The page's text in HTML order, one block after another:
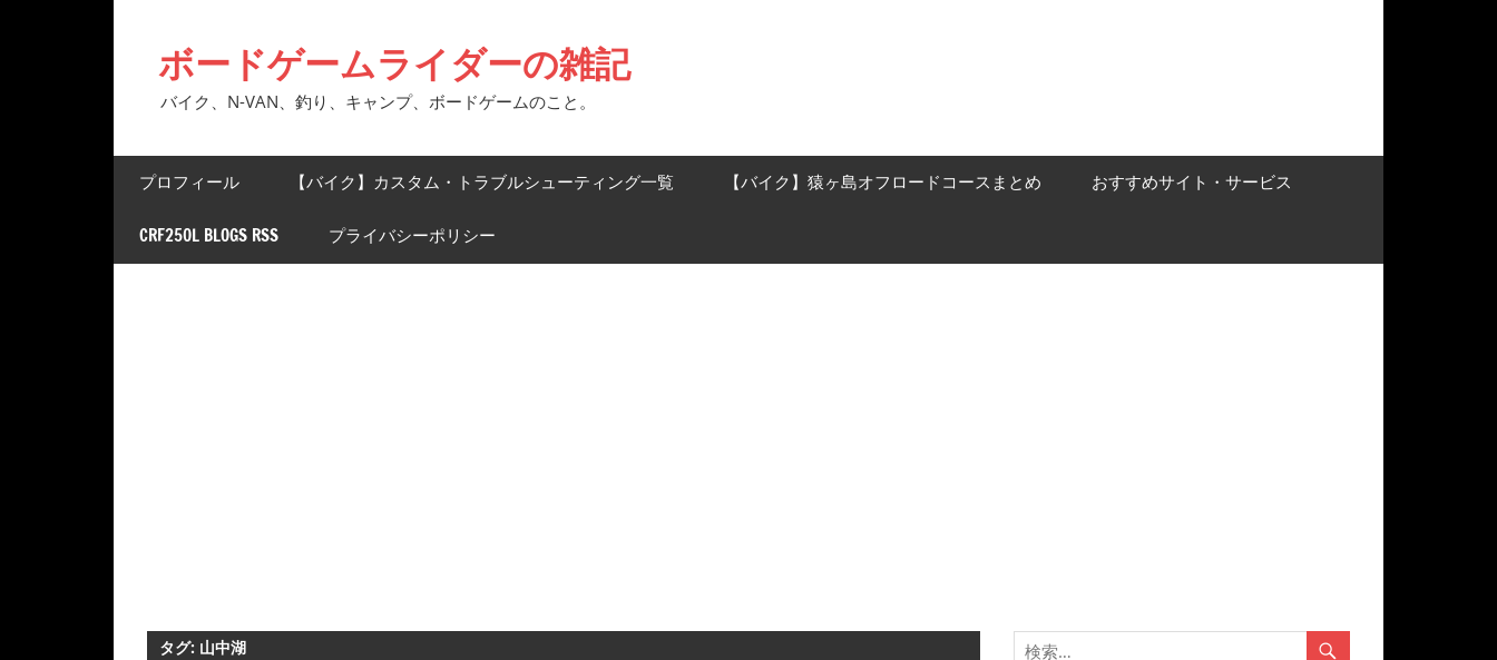
へ
ボードゲームライダーの雑記
バイク、N-VAN、釣り、キャンプ、ボードゲームのこと。
プロフィール 【バイク】カスタム・トラブルシューティング一覧 【バイク】猿ヶ島オフロードコースまとめ おすすめサイト・サービス
CRF250L BLOGS RSS プライバシーポリシー
タグ: 山中湖